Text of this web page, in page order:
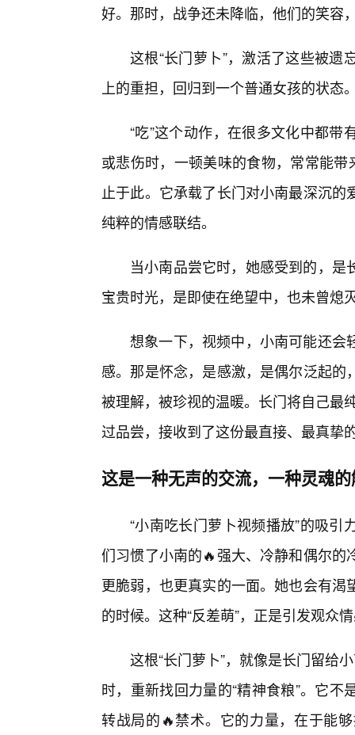
好。那时，战争还未降临，他们的笑容
这根“长门萝卜”，激活了这些被
上的重担，回归到一个普通女孩的状态
“吃”这个动作，在很多文化中都
或悲伤时，一顿美味的食物，常常能
止于此。它承载了长门对小南最深沉
纯粹的情感联结。
当小南品尝它时，她感受到的，
宝贵时光，是即使在绝望中，也未曾熄
想象一下，视频中，小南可能还会
感。那是怀念，是感激，是偶尔泛起
被理解，被珍视的温暖。长门将自己最
过品尝，接收到了这份最直接、最真挚
这是一种无声的交流，一种灵魂
“小南吃长门萝卜视频播放”的吸
们习惯了小南的🔥强大、冷静和偶尔
更脆弱，也更真实的一面。她也会有
的时候。这种“反差萌”，正是引发观众
这根“长门萝卜”，就像是长门留给
时，重新找回力量的“精神食粮”。它
转战局的🔥禁术。它的力量，在于能